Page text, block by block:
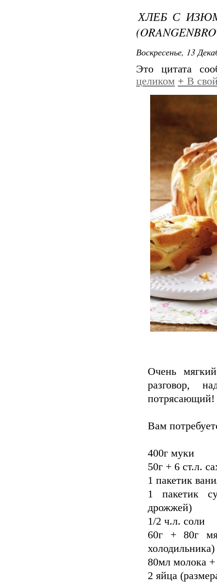
ХЛЕБ С
Воскресенье, 13
Это цитата
целиком + В
Очень
разговор,
потрясающий!
Вам
400г муки
50г + 6 ст.л.
1 пакетик
1 пакетик
дрожжей)
1/2 ч.л. соли
60г + 80г
холодильника)
80мл молока
2 яйца